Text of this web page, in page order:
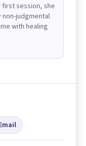
first session, she
judgmental
with healing